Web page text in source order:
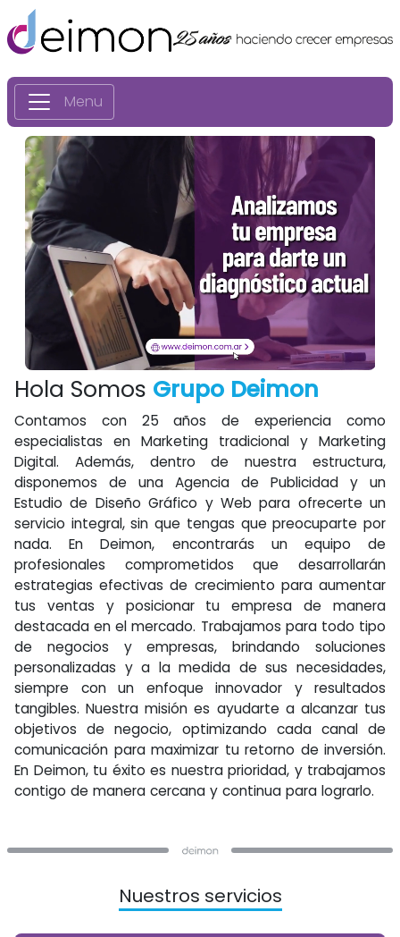
Menu
Hola Somos Grupo Deimon
Contamos con 25 años de experiencia como
especialistas en Marketing tradicional y Marketing
Digital. Además, dentro de nuestra estructura,
disponemos de una Agencia de Publicidad y un
Estudio de Diseño Gráfico y Web para ofrecerte un
servicio integral, sin que tengas que preocuparte por
nada. En Deimon, encontrarás un equipo de
profesionales comprometidos que desarrollarán
estrategias efectivas de crecimiento para aumentar
tus ventas y posicionar tu empresa de manera
destacada en el mercado. Trabajamos para todo tipo
de negocios y empresas, brindando soluciones
personalizadas y a la medida de sus necesidades,
siempre con un enfoque innovador y resultados
tangibles. Nuestra misión es ayudarte a alcanzar tus
objetivos de negocio, optimizando cada canal de
comunicación para maximizar tu retorno de inversión.
En Deimon, tu éxito es nuestra prioridad, y trabajamos
contigo de manera cercana y continua para lograrlo.
Nuestros servicios